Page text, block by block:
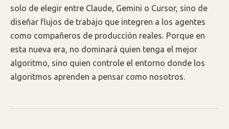
solo de elegir entre Claude, Gemini o Cursor, sino de
diseñar flujos de trabajo que integren a los agentes
como compañeros de producción reales. Porque en
esta nueva era, no dominará quien tenga el mejor
algoritmo, sino quien controle el entorno donde los
algoritmos aprenden a pensar como nosotros.